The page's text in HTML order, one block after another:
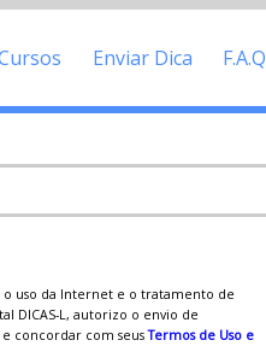
Enviar Dica F.A.Q
o uso da Internet e o tratamento de
DICAS-L, autorizo o envio de
concordar com seusTermos de Uso e